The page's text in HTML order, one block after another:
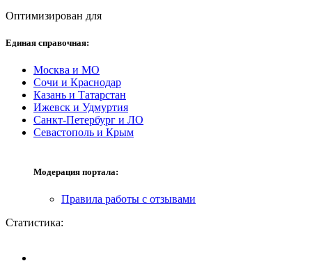
Оптимизирован для
Единая справочная:
Москва и МО
Сочи и Краснодар
Казань и Татарстан
Ижевск и Удмуртия
Санкт-Петербург и ЛО
Севастополь и Крым
Модерация портала:
Правила работы с отзывами
Статистика: